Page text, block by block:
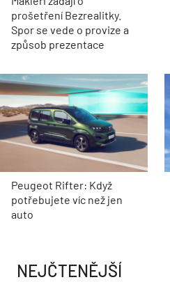
prošetření Bezrealitky.
Spor se vede o provize a
způsob prezentace
Peugeot Rifter: Když
potřebujete víc než jen
auto
NEJČTENĚJŠÍ